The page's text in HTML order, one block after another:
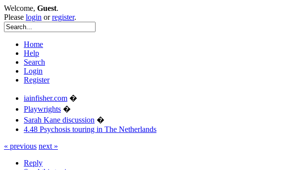
Welcome, Guest.
Please login orregister.
Home
Help
Search
Login
Register
iainfisher.com �
Playwrights �
Sarah Kane discussion �
4.48 Psychosis touring in The Netherlands
« previous next »
Reply